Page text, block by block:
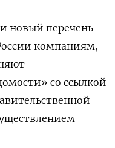
новый перечень
компаниям,
со ссылкой